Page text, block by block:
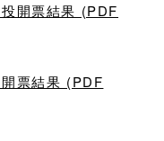
開票結果 (PDF
票結果 (PDF